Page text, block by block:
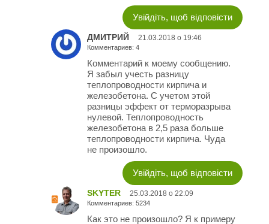
Увійдіть, щоб відповісти
ДМИТРИЙ 21.03.2018 о 19:46
Комментариев: 4
Комментарий к моему сообщению.
Я забыл учесть разницу
теплопроводности кирпича и
железобетона. С учетом этой
разницы эффект от терморазрыва
нулевой. Теплопроводность
железобетона в 2,5 раза больше
теплопроводности кирпича. Чуда
не произошло.
Увійдіть, щоб відповісти
SKYTER 25.03.2018 о 22:09
Комментариев: 5234
Как это не произошло? Я к примеру